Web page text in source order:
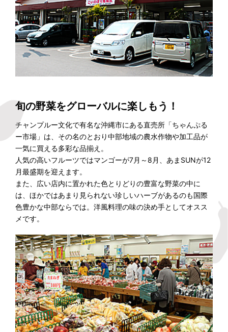
旬の野菜をグローバルに楽しもう！
チャンプルー文化で有名な沖縄市にある直売所「ちゃんぷる
ー市場」は、その名のとおり中部地域の農水作物や加工品が
一気に買える多彩な品揃え。
人気の高いフルーツではマンゴーが7月～8月、あまSUNが12
月最盛期を迎えます。
また、広い店内に置かれた色とりどりの豊富な野菜の中に
は、ほかではあまり見られない珍しいハーブがあるのも国際
色豊かな中部ならでは。洋風料理の味の決め手としてオスス
メです。